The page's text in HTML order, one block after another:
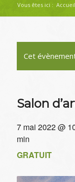
Vous êtes ici : Accueil
Cet
Salon
7 mai 2022 @
min
GRATUIT